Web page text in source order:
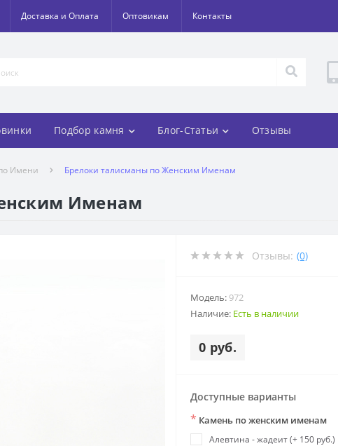
Доставка и Оплата Оптовикам Контакты
Подбор камня Блог-Статьи Отзывы
Имени Брелоки талисманы по Женским Именам
Именам
Отзывы: (0)
Модель: 972
Наличие: Есть в наличии
0 руб.
Доступные варианты
* Камень по женским именам
Алевтина - жадеит (+ 150 руб.)